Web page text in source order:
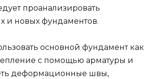
проанализировать
и новых фундаментов.
основной фундамент как
с помощью арматуры и
деформационные швы,